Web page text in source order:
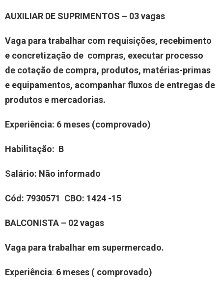
AUXILIAR DE SUPRIMENTOS – 03 vagas
Vaga para trabalhar com requisições, recebimento
e concretização de compras, executar processo
de cotação de compra, produtos, matérias-primas
e equipamentos, acompanhar fluxos de entregas de
produtos e mercadorias.
Experiência: 6 meses (comprovado)
Habilitação: B
Salário: Não informado
Cód: 7930571 CBO: 1424 -15
BALCONISTA – 02 vagas
Vaga para trabalhar em supermercado.
Experiência: 6 meses ( comprovado)